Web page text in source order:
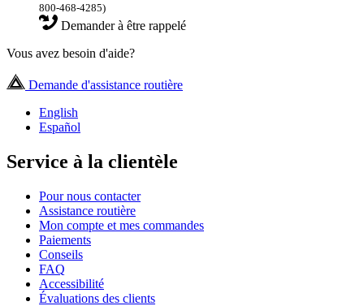
800-468-4285)
Demander à être rappelé
Vous avez besoin d'aide?
Demande d'assistance routière
English
Español
Service à la clientèle
Pour nous contacter
Assistance routière
Mon compte et mes commandes
Paiements
Conseils
FAQ
Accessibilité
Évaluations des clients